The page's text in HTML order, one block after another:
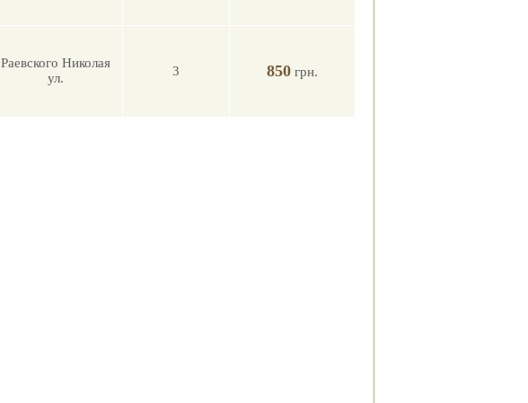
Раевского Николая
ул.
3 850грн.